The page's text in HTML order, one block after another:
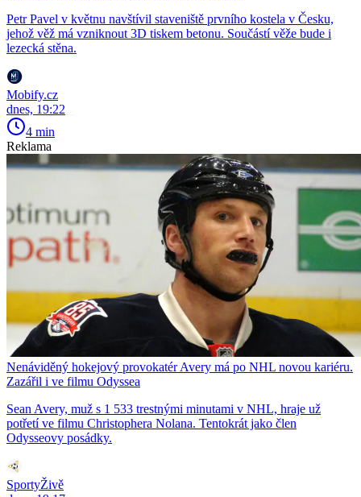
Petr Pavel v květnu navštívil staveniště prvního kostela v Česku,
jehož věž má vzniknout 3D tiskem betonu. Součástí věže bude i
lezecká stěna.
Mobify.cz
dnes, 19:22
4 min
Reklama
Nenáviděný hokejový provokatér Avery má po NHL novou kariéru.
Zazářil i ve filmu Odyssea
Sean Avery, muž s 1 533 trestnými minutami v NHL, hraje už
potřetí ve filmu Christophera Nolana. Tentokrát jako člen
Odysseovy posádky.
SportyŽivě